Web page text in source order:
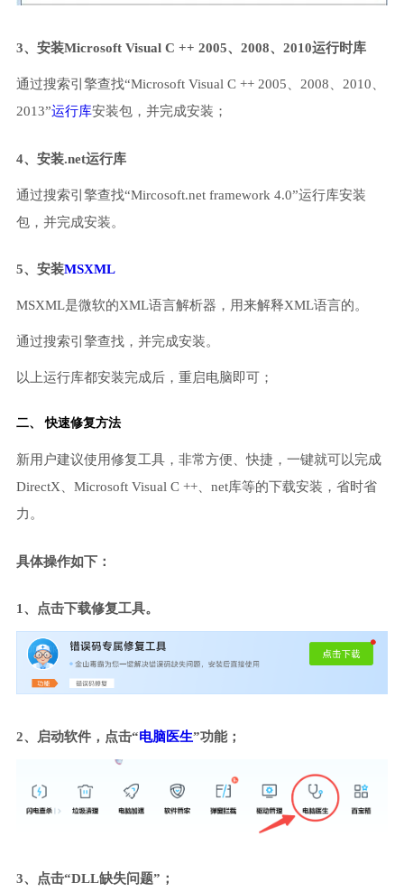
3、安装Microsoft Visual C ++ 2005、2008、2010运行时库
通过搜索引擎查找“Microsoft Visual C ++ 2005、2008、2010、
2013”运行库安装包，并完成安装；
4、安装.net运行库
通过搜索引擎查找“Mircosoft.net framework 4.0”运行库安装
包，并完成安装。
5、安装MSXML
MSXML是微软的XML语言解析器，用来解释XML语言的。
通过搜索引擎查找，并完成安装。
以上运行库都安装完成后，重启电脑即可；
二、 快速修复方法
新用户建议使用修复工具，非常方便、快捷，一键就可以完成
DirectX、Microsoft Visual C ++、net库等的下载安装，省时省
力。
具体操作如下：
1、点击下载修复工具。
2、启动软件，点击“电脑医生”功能；
3、点击“DLL缺失问题”；